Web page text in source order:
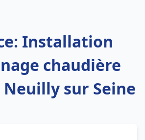
Installation
chaudière
sur Seine